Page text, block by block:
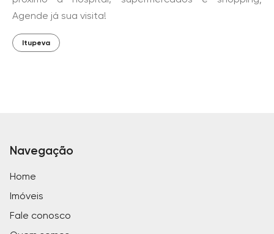
Agende já sua visita!
Itupeva
Navegação
Home
Imóveis
Fale conosco